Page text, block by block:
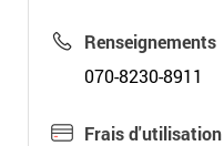
Renseignements
070-8230-8911
Frais d'utilisation